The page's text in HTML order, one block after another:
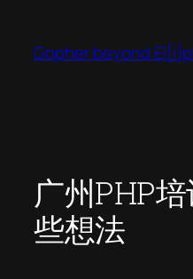
content
Gopher beyond
广州PHP
些想法